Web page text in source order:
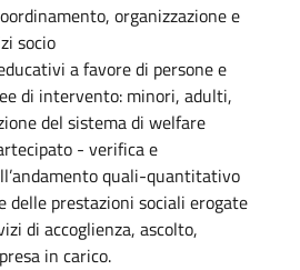
organizzazione e
socio
a favore di persone e
di intervento: minori, adulti,
del sistema di welfare
- verifica e
quali-quantitativo
delle prestazioni sociali erogate
di accoglienza, ascolto,
in carico.